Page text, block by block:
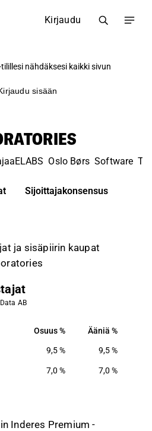
Kirjaudu
nähdäksesi kaikki sivun
sisään
ELABS Oslo Børs Software
Sijoittajakonsensus
ja sisäpiirin kaupat
AB
Osuus Ääniä
Osuus Ääniä
9,5% 9,5%
7,0 % 7,0 %
Inderes Premium -